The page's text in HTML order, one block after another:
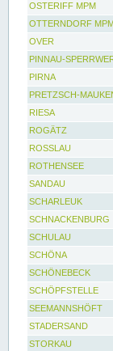
OSTERIFF MPM
OTTERNDORF
OVER
PINNAU-
PIRNA
PRETZSCH-
RIESA
ROGÄTZ
ROSSLAU
ROTHENSEE
SANDAU
SCHARLEUK
SCHNACKENBURG
SCHULAU
SCHÖNA
SCHÖNEBECK
SCHÖPFSTELLE
SEEMANNSHÖFT
STADERSAND
STORKAU